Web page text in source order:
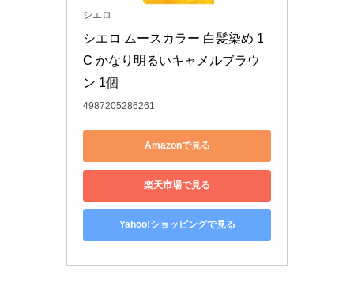
シエロ
シエロ ムースカラー 白髪染め 1
C かなり明るいキャメルブラウ
ン 1個
4987205286261
Amazonで見る
楽天市場で見る
Yahoo!ショッピングで見る